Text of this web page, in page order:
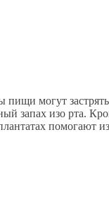
пищи могут
запах изо рта.
помогают